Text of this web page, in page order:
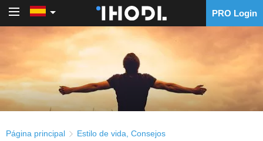
PRO Login
Página principal Estilo de vida Consejos